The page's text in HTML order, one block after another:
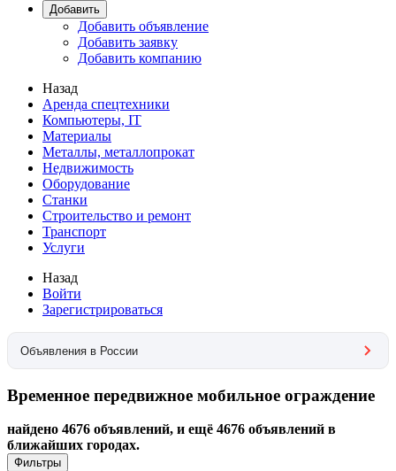
Добавить
Добавить объявление
Добавить заявку
Добавить компанию
Назад
Аренда спецтехники
Компьютеры, IT
Материалы
Металлы, металлопрокат
Недвижимость
Оборудование
Станки
Строительство и ремонт
Транспорт
Услуги
Назад
Войти
Зарегистрироваться
Объявления в России
Временное передвижное мобильное ограждение
найдено 4676 объявлений, и ещё 4676 объявлений в
ближайших городах.
Фильтры